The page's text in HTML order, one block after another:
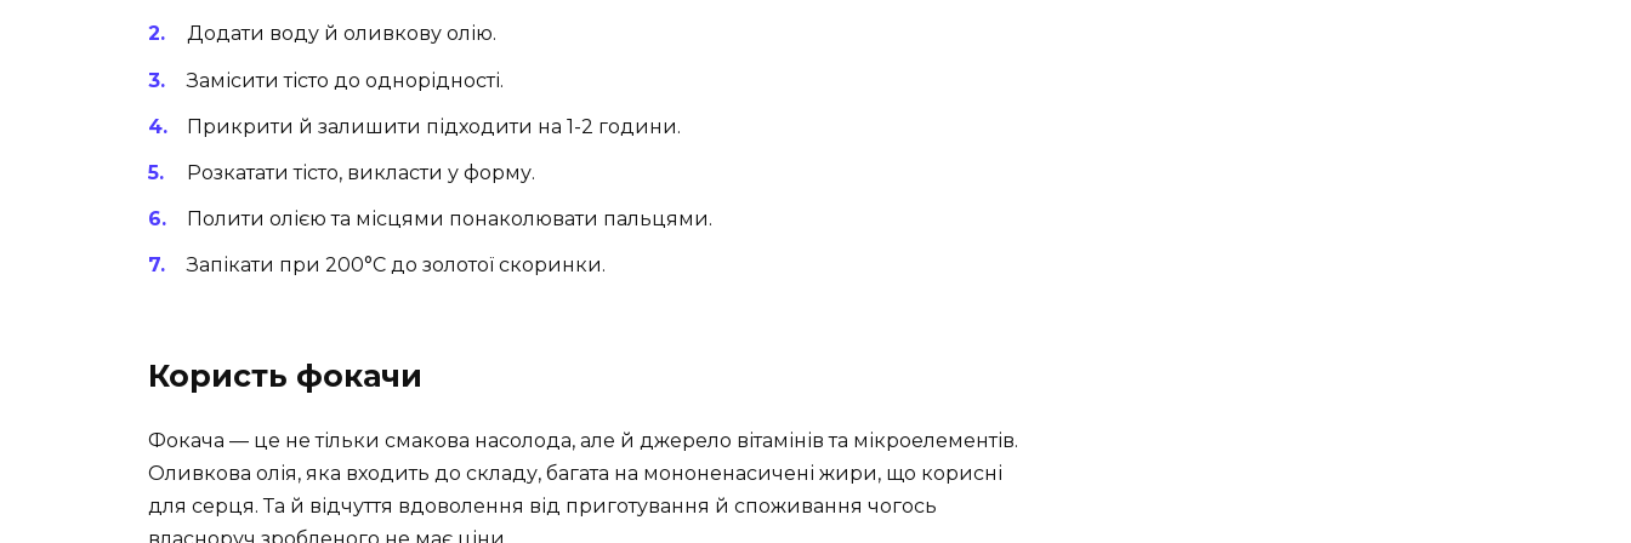
Додати воду й оливкову олію.
Замісити тісто до однорідності.
Прикрити й залишити підходити на 1-2 години.
Розкатати тісто, викласти у форму.
Полити олією та місцями понаколювати пальцями.
Запікати при 200°C до золотої скоринки.
Користь фокачи
Фокача — це не тільки смакова насолода, але й джерело вітамінів та мікроелементів.
Оливкова олія, яка входить до складу, багата на мононенасичені жири, що корисні
для серця. Та й відчуття вдоволення від приготування й споживання чогось
власноруч зробленого не має ціни.